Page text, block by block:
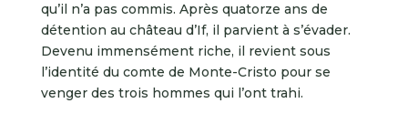
qu’il n’a pas commis. Après quatorze ans de
détention au château d’If, il parvient à s’évader.
Devenu immensément riche, il revient sous
l’identité du comte de Monte-Cristo pour se
venger des trois hommes qui l’ont trahi.